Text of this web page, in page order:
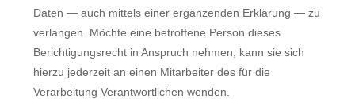
Daten — auch mittels einer ergänzenden Erklärung — zu
verlangen. Möchte eine betroffene Person dieses
Berichtigungsrecht in Anspruch nehmen, kann sie sich
hierzu jederzeit an einen Mitarbeiter des für die
Verarbeitung Verantwortlichen wenden.